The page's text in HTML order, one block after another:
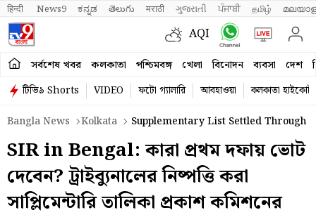
हिन्दी News9 ಕನ್ನಡ తెలుగు मराठी ગુજરાતી ਪੰਜਾਬੀ தமிழ்
AQI
সর্বশেষ খবর কলকাতা পশ্চিমবঙ্গ খেলা বিনোদন ব্যবসা দেশ
টিভি৯ Shorts VIDEO ফটো গ্যালারি আবহাওয়া
কলকাতা হাইকোর্ট
Bangla News
Kolkata Supplementary List Settled Through
SIR in Bengal: কারা প্রথম দফায় ভোট
দেবেন? ট্রাইব্যুনালের নিষ্পত্তি করা
সাপ্লিমেন্টারি তালিকা প্রকাশ কমিশনের